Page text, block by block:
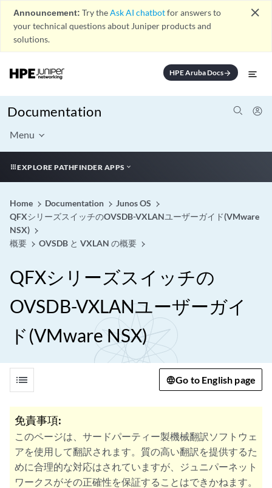
Announcement: Try theAsk AI chatbotfor answers to
your technical questions about Juniper products and
solutions.
close
HPE Aruba Docsarrow_forward
Documentation
Menu
EXPLORE PATHFINDER APPS
Home Documentation
Junos OS
QFXシリーズスイッチのOVSDB-VXLANユーザーガイド(VMware
NSX)
概要
OVSDB と VXLAN の概要
QFXシリーズスイッチの
OVSDB-VXLANユーザーガイ
ド(VMware NSX)
list Go to English page
免責事項:
このページは、サードパーティー製機械翻訳ソフトウェ
アを使用して翻訳されます。質の高い翻訳を提供するた
めに合理的な対応はされていますが、ジュニパーネット
ワークスがその正確性を保証することはできかねます。